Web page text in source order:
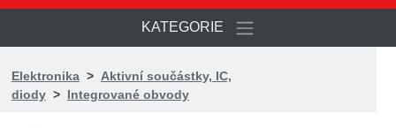
KATEGORIE
Elektronika> Aktivní součástky, IC,
diody> Integrované obvody